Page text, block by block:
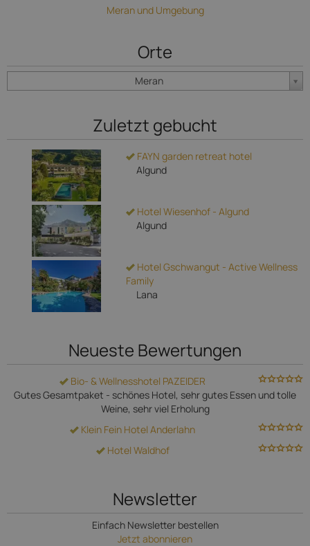
Meran und Umgebung
Orte
Meran
Zuletzt gebucht
FAYN garden retreat hotel
Algund
Hotel Wiesenhof - Algund
Algund
Hotel Gschwangut - Active Wellness
Family
Lana
Neueste Bewertungen
Bio- & Wellnesshotel PAZEIDER
Gutes Gesamtpaket - schönes Hotel, sehr gutes Essen und tolle
Weine, sehr viel Erholung
Klein Fein Hotel Anderlahn
Hotel Waldhof
Newsletter
Einfach Newsletter bestellen
Jetzt abonnieren